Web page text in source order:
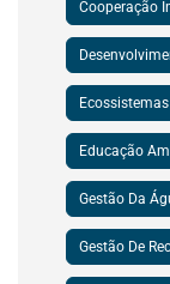
Cooperação
Educação
Gestão Da
Gestão De